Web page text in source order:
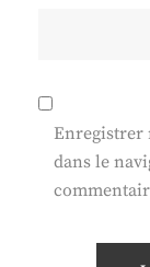
Enregistrer
dans le